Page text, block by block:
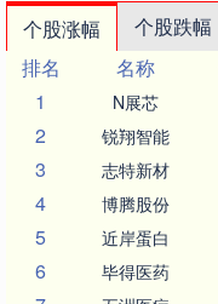
个股涨幅 个股跌幅
排名
名称
1
N展芯
2 锐翔智能
3 志特新材
4 博腾股份
5 近岸蛋白
6 毕得医药